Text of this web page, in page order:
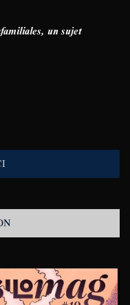
un sujet